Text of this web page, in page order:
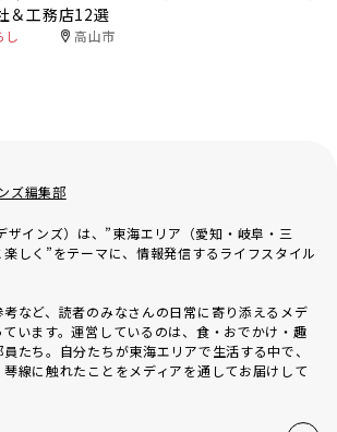
＆工務店12選
し 高山市
ズ編集部
インズ）は、”東海エリア（愛知・岐阜・三
しく”をテーマに、情報発信するライフスタイル
など、読者のみなさんの日常に寄り添えるメデ
います。運営しているのは、食・おでかけ・趣
たち。自分たちが東海エリアで生活する中で、
線に触れたことをメディアを通してお届けして